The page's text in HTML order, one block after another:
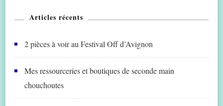
Articles récents
2 pièces à voir au Festival Off d’Avignon
Mes ressourceries et boutiques de seconde main
chouchoutes